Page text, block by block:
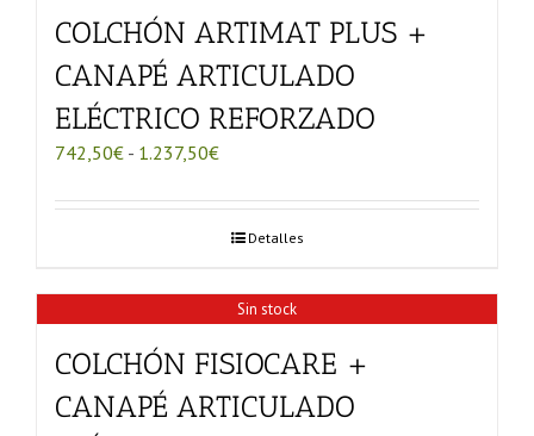
COLCHÓN ARTIMAT PLUS +
CANAPÉ ARTICULADO
ELÉCTRICO REFORZADO
742,50€ - 1.237,50€Rango
precios:
desde
742,50€
1.237,50€
Detalles
Sin stock
COLCHÓN FISIOCARE +
CANAPÉ ARTICULADO